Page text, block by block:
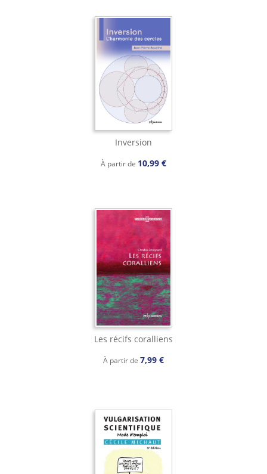
Inversion
À partir de 10,99 €
Les récifs coralliens
À partir de 7,99 €